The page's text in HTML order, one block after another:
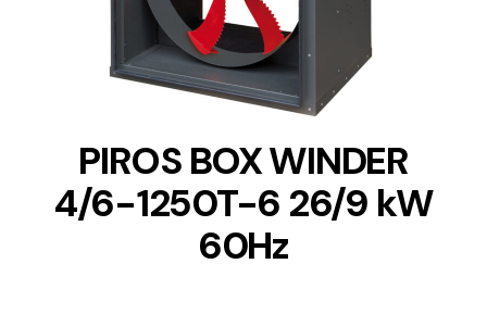
PIROS BOX WINDER
4/6-1250T-6 26/9 kW
60Hz